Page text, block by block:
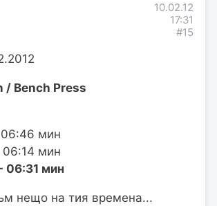
10.02.12
17:31
#15
/ Bench Press
06:46 мин
06:14 мин
06:31 мин
нещо на тия времена...